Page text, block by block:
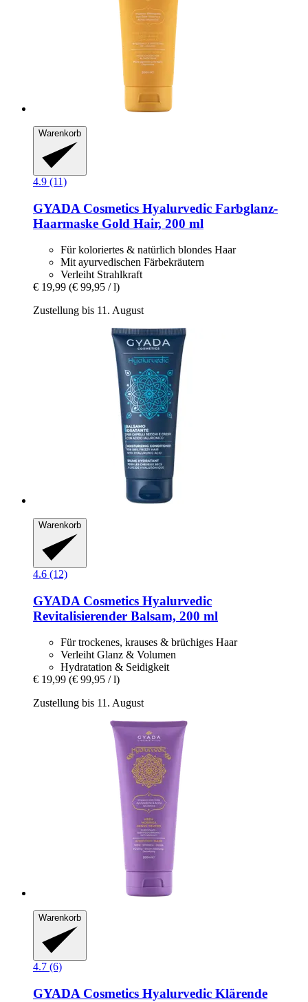
Warenkorb
4.9 (11)
GYADA Cosmetics Hyalurvedic Farbglanz-​
Haarmaske Gold Hair, 200 ml
Für koloriertes & natürlich blondes Haar
Mit ayurvedischen Färbekräutern
Verleiht Strahlkraft
€ 19,99 (€ 99,95 / l)
Zustellung bis 11. August
Warenkorb
4.6 (12)
GYADA Cosmetics Hyalurvedic
Revitalisierender Balsam, 200 ml
Für trockenes, krauses & brüchiges Haar
Verleiht Glanz & Volumen
Hydratation & Seidigkeit
€ 19,99 (€ 99,95 / l)
Zustellung bis 11. August
Warenkorb
4.7 (6)
GYADA Cosmetics Hyalurvedic Klärende